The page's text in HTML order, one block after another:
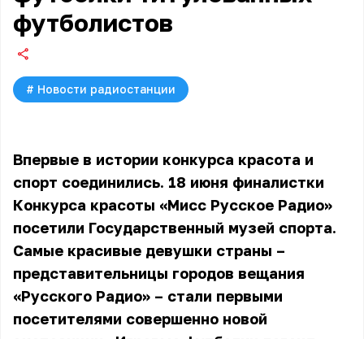
футболистов
# Новости радиостанции
Впервые в истории конкурса красота и
спорт соединились. 18 июня финалистки
Конкурса красоты «Мисс Русское Радио»
посетили Государственный музей спорта.
Самые красивые девушки страны –
представительницы городов вещания
«Русского Радио» – стали первыми
посетителями совершенно новой